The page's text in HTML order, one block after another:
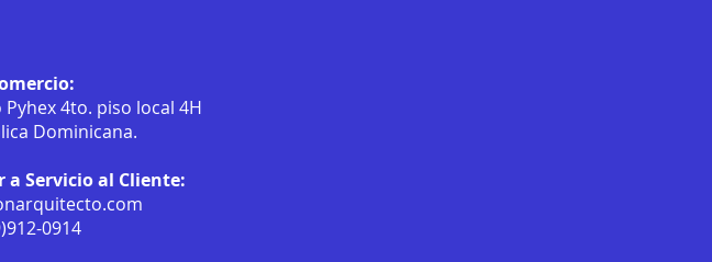
Pyhex 4to. piso local 4H
Dominicana.
Servicio al Cliente:
0914